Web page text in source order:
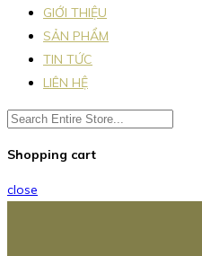
GIỚI THIỆU
SẢN PHẨM
TIN TỨC
LIÊN HỆ
Shopping cart
close